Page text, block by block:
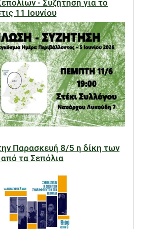
- Συζήτηση για το
11 Ιουνίου
Παρασκευή 8/5 η δίκη των
τα Σεπόλια